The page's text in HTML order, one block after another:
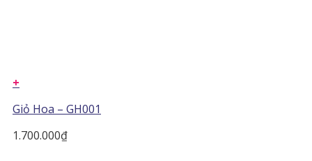
+
Giỏ Hoa – GH001
1.700.000₫